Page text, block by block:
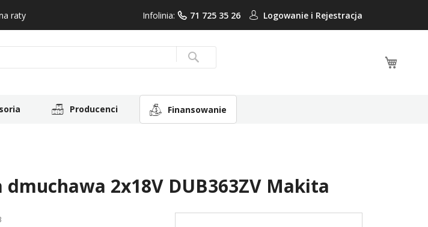
raty Infolinia: 71 725 35 26 Logowanie i Rejestracja
Search
Producenci Finansowanie
2x18V DUB363ZV Makita